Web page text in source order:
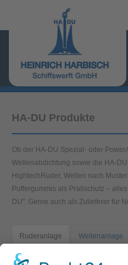
HA-DU Produkte
Ob der HA-DU Spezial- oder
Wellenabdichtung sowie die HA-
HightechRuder, Wellen nach
Puffergummis als Prallschutz –
DU". Gerne auch als Zulieferer für
Ruderanlage Wellenanlage
Anker